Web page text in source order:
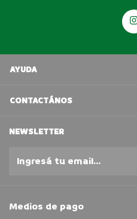
AYUDA
CONTACTÁNOS
NEWSLETTER
Medios de pago